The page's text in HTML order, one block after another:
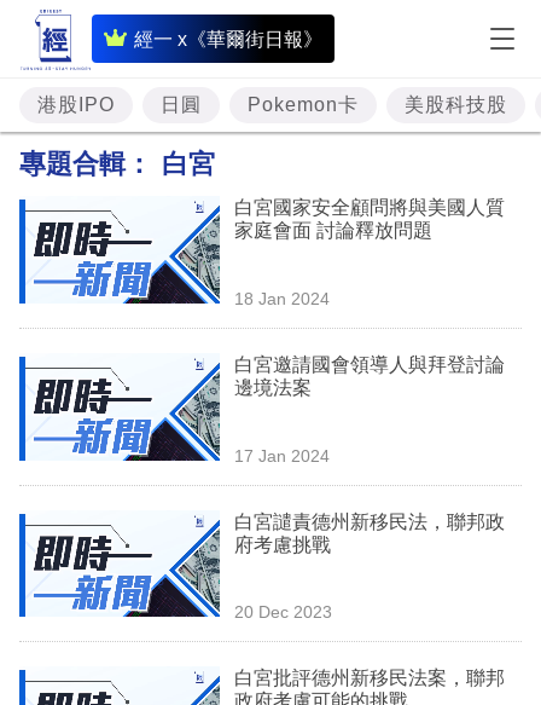
經一 x《華爾街日報》
即
時
財
經
投
資
理
業
科
技
港股IPO 日圓 Pokemon卡 美股科技股
專題合輯： 白宮
白宮國家安全顧問將與美國人質
家庭會面 討論釋放問題
18 Jan 2024
白宮邀請國會領導人與拜登討論
邊境法案
17 Jan 2024
白宮譴責德州新移民法，聯邦政
府考慮挑戰
20 Dec 2023
白宮批評德州新移民法案，聯邦